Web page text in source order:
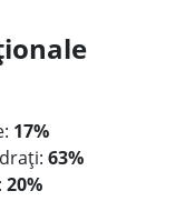
17%
63%
20%